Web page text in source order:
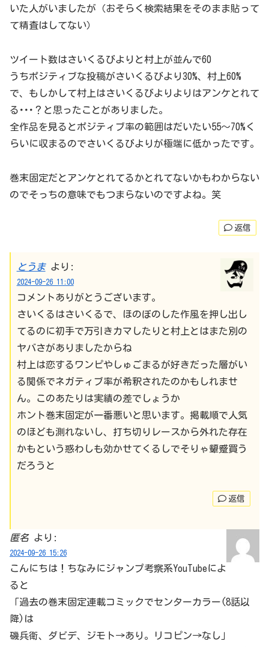
いた人がいましたが（おそらく検索結果をそのまま貼って
て精査はしてない）
ツイート数はさいくるびよりと村上が並んで60
うちポジティブな投稿がさいくるびより30%、村上60%
で、もしかして村上はさいくるびよりよりはアンケとれて
る･･･？と思ったことがありました。
全作品を見るとポジティブ率の範囲はだいたい55～70%く
らいに収まるのでさいくるびよりが極端に低かったです。
巻末固定だとアンケとれてるかとれてないかもわからない
のでそっちの意味でもつまらないのですよね。笑
返信
とうま より:
2024-09-26 11:00
コメントありがとうございます。
さいくるはさいくるで、ほのぼのした作風を押し出し
てるのに初手で万引きカマしたりと村上とはまた別の
ヤバさがありましたからね
村上は恋するワンピやしゅごまるが好きだった層がい
る関係でネガティブ率が希釈されたのかもしれませ
ん。このあたりは実績の差でしょうか
ホント巻末固定が一番悪いと思います。掲載順で人気
のほども測れないし、打ち切りレースから外れた存在
かもという惑わしも効かせてくるしでそりゃ顰蹙買う
だろうと
返信
匿名 より:
2024-09-26 15:26
こんにちは！ちなみにジャンプ考察系YouTubeによ
ると
「過去の巻末固定連載コミックでセンターカラー(8話以
降)は
磯兵衛、ダビデ、ジモト→あり。リコピン→なし」